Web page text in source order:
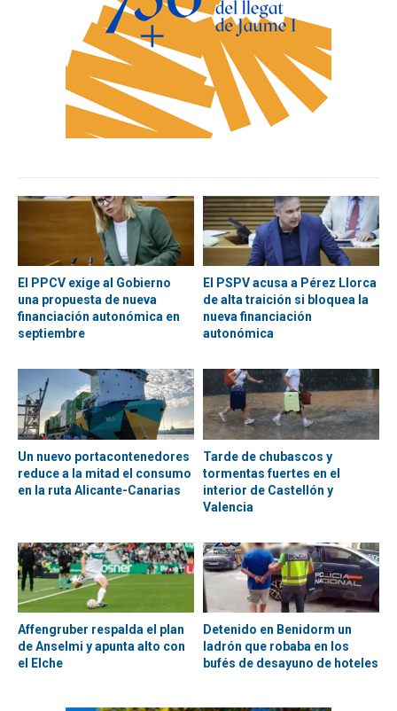
El PPCV exige al Gobierno
una propuesta de nueva
financiación autonómica en
septiembre
El PSPV acusa a Pérez Llorca
de alta traición si bloquea la
nueva financiación
autonómica
Un nuevo portacontenedores
reduce a la mitad el consumo
en la ruta Alicante-Canarias
Tarde de chubascos y
tormentas fuertes en el
interior de Castellón y
Valencia
Affengruber respalda el plan
de Anselmi y apunta alto con
el Elche
Detenido en Benidorm un
ladrón que robaba en los
bufés de desayuno de hoteles